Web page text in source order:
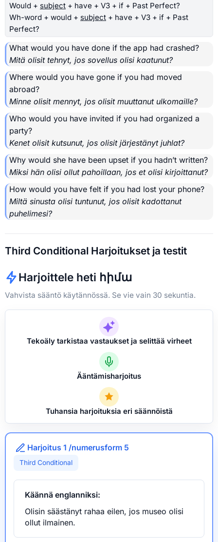
Would + subject + have + V3 + if + Past Perfect?
Wh-word + would + subject + have + V3 + if + Past
Perfect?
What would you have done if the app had crashed?
Mitä olisit tehnyt, jos sovellus olisi kaatunut?
Where would you have gone if you had moved
abroad?
Minne olisit mennyt, jos olisit muuttanut ulkomaille?
Who would you have invited if you had organized a
party?
Kenet olisit kutsunut, jos olisit järjestänyt juhlat?
Why would she have been upset if you hadn’t written?
Miksi hän olisi ollut pahoillaan, jos et olisi kirjoittanut?
How would you have felt if you had lost your phone?
Miltä sinusta olisi tuntunut, jos olisit kadottanut
puhelimesi?
Third Conditional Harjoitukset ja testit
Harjoittele heti հիմա
Vahvista sääntö käytännössä. Se vie vain 30 sekuntia.
Tekoäly tarkistaa vastaukset ja selittää virheet
Ääntämisharjoitus
Tuhansia harjoituksia eri säännöistä
Harjoitus 1 /numerusform 5
Third Conditional
Käännä englanniksi:
Olisin säästänyt rahaa eilen, jos museo olisi
ollut ilmainen.